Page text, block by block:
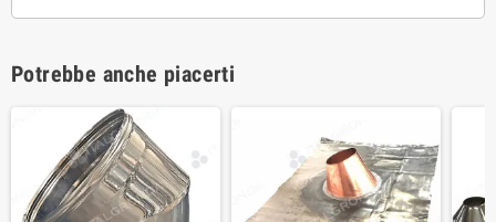
Potrebbe anche piacerti